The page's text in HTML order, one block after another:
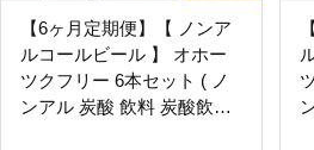
【6ヶ月定期便】【 ノンア
ルコールビール 】 オホー
ツクフリー 6本セット ( ノ
ンアル 炭酸 飲料 炭酸飲料